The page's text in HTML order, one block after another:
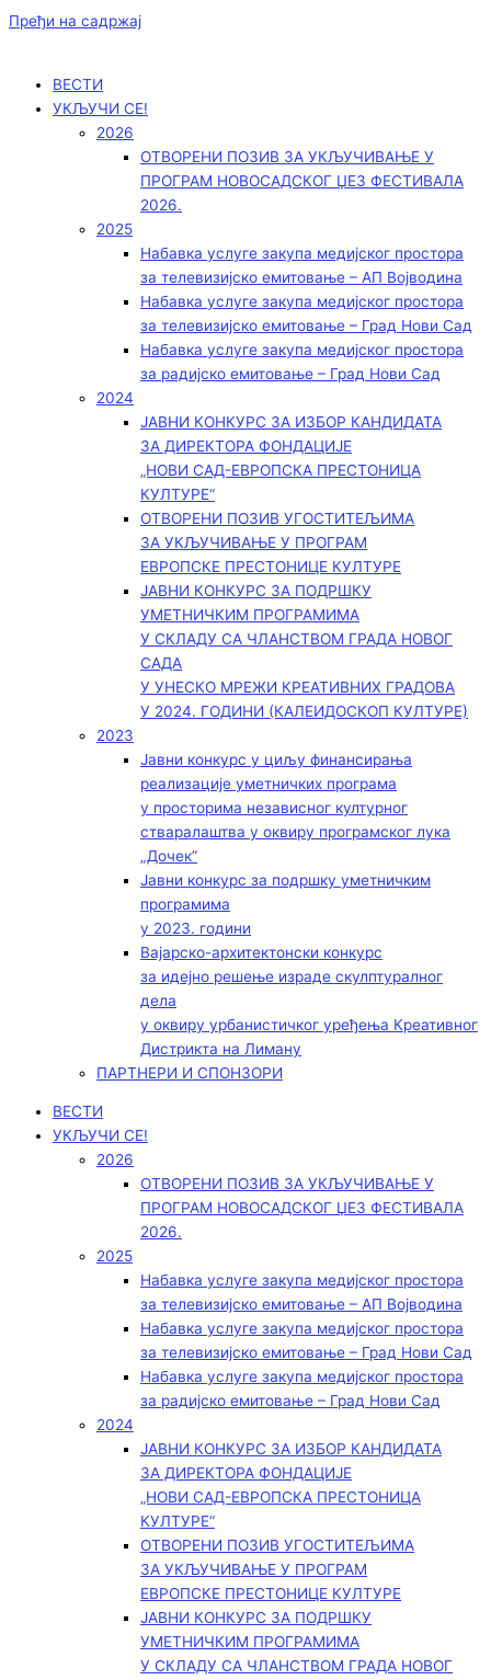
Пређи на садржај
ВЕСТИ
УКЉУЧИ СЕ!
2026
ОТВОРЕНИ ПОЗИВ ЗА УКЉУЧИВАЊЕ У
ПРОГРАМ НОВОСАДСКОГ ЏЕЗ ФЕСТИВАЛА
2026.
2025
Набавка услуге закупа медијског простора
за телевизијско емитовање – АП Војводинa
Набавка услуге закупа медијског простора
за телевизијско емитовање – Град Нови Сад
Набавка услуге закупа медијског простора
за радијско емитовање – Град Нови Сад
2024
ЈАВНИ КОНКУРС ЗА ИЗБОР КАНДИДАТА
ЗА ДИРЕКТОРА ФОНДАЦИЈЕ
„НОВИ САД-ЕВРОПСКА ПРЕСТОНИЦА
КУЛТУРЕ“
ОТВОРЕНИ ПОЗИВ УГОСТИТЕЉИМА
ЗА УКЉУЧИВАЊЕ У ПРОГРАМ
ЕВРОПСКЕ ПРЕСТОНИЦЕ КУЛТУРЕ
ЈАВНИ КОНКУРС ЗА ПОДРШКУ
УМЕТНИЧКИМ ПРОГРАМИМА
У СКЛАДУ СА ЧЛАНСТВОМ ГРАДА НОВОГ
САДА
У УНЕСКО МРЕЖИ КРЕАТИВНИХ ГРАДОВА
У 2024. ГОДИНИ (КАЛЕИДОСКОП КУЛТУРЕ)
2023
Јавни конкурс у циљу финансирања
реализације уметничких програма
у просторима независног културног
стваралаштва у оквиру програмског лука
„Дочек”
Јавни конкурс за подршку уметничким
програмима
у 2023. години
Вајарско-архитектонски конкурс
за идејно решење израде скулптуралног
дела
у оквиру урбанистичког уређења Креативног
Дистрикта на Лиману
ПАРТНЕРИ И СПОНЗОРИ
ВЕСТИ
УКЉУЧИ СЕ!
2026
ОТВОРЕНИ ПОЗИВ ЗА УКЉУЧИВАЊЕ У
ПРОГРАМ НОВОСАДСКОГ ЏЕЗ ФЕСТИВАЛА
2026.
2025
Набавка услуге закупа медијског простора
за телевизијско емитовање – АП Војводинa
Набавка услуге закупа медијског простора
за телевизијско емитовање – Град Нови Сад
Набавка услуге закупа медијског простора
за радијско емитовање – Град Нови Сад
2024
ЈАВНИ КОНКУРС ЗА ИЗБОР КАНДИДАТА
ЗА ДИРЕКТОРА ФОНДАЦИЈЕ
„НОВИ САД-ЕВРОПСКА ПРЕСТОНИЦА
КУЛТУРЕ“
ОТВОРЕНИ ПОЗИВ УГОСТИТЕЉИМА
ЗА УКЉУЧИВАЊЕ У ПРОГРАМ
ЕВРОПСКЕ ПРЕСТОНИЦЕ КУЛТУРЕ
ЈАВНИ КОНКУРС ЗА ПОДРШКУ
УМЕТНИЧКИМ ПРОГРАМИМА
У СКЛАДУ СА ЧЛАНСТВОМ ГРАДА НОВОГ